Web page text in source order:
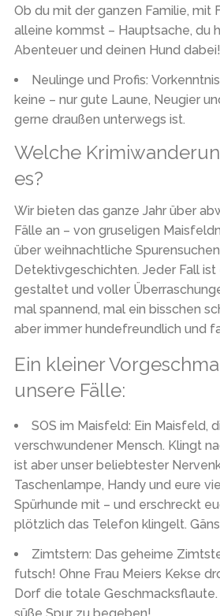
Ob du mit der ganzen Familie, mit
alleine kommst – Hauptsache, du
Abenteuer und deinen Hund dabei!
Neulinge und Profis:
keine – nur gute Laune, Neugier
gerne draußen unterwegs ist.
Welche
es?
Wir bieten das ganze Jahr über
Fälle an – von gruseligen
über weihnachtliche
Detektivgeschichten. Jeder Fall
gestaltet und voller
mal spannend, mal ein bisschen
aber immer hundefreundlich und
Ein kleiner
unsere Fälle:
SOS im Maisfeld: Ein Maisfeld,
verschwundener Mensch. Klingt
ist aber unser beliebtester
Taschenlampe, Handy und eure
Spürhunde mit – und erschreckt
plötzlich das Telefon klingelt.
Zimtstern: Das geheime
futsch! Ohne Frau Meiers Kekse
Dorf die totale